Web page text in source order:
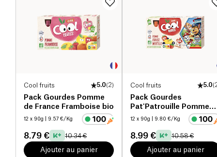
Cool fruits 5.0(2)
Pack Gourdes Pomme
de France Framboise bio
12 x 90g | 9.57 €/Kg
8.79 € 10.34 €
Ajouter au panier
Cool fruits 5.0(
Pack Gourdes
Pat'Patrouille Pomme
Fraise Myrtille bio
12 x 90g | 9.80 €/Kg
8.99 € 10.58 €
Ajouter au panier